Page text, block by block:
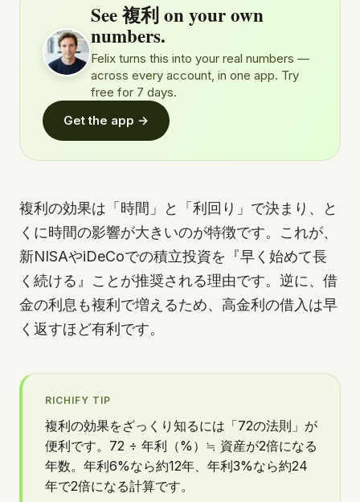
See 複利 on your own
numbers.
Felix turns this into your real numbers —
across every account, in one app. Try
free for 7 days.
Get the app →
複利の効果は「時間」と「利回り」で決まり、と
くに時間の影響が大きいのが特徴です。これが、
新NISAやiDeCoでの積立投資を『早く始めて長
く続ける』ことが推奨される理由です。逆に、借
金の利息も複利で増えるため、高金利の借入は早
く返すほど有利です。
RICHIFY TIP
複利の効果をざっくり知るには「72の法則」が
便利です。72 ÷ 年利（%）≒ 資産が2倍になる
年数。年利6%なら約12年、年利3%なら約24
年で2倍になる計算です。